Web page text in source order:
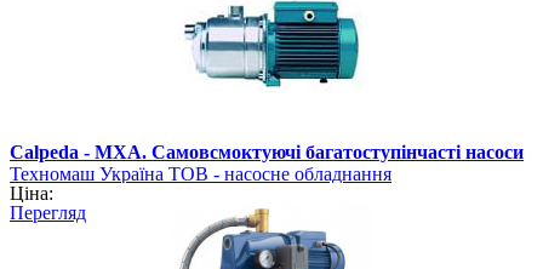
Calpeda - MXA. Самовсмоктуючі багатоступінчасті насоси
Техномаш Україна ТОВ - насосне обладнання
Ціна:
Перегляд